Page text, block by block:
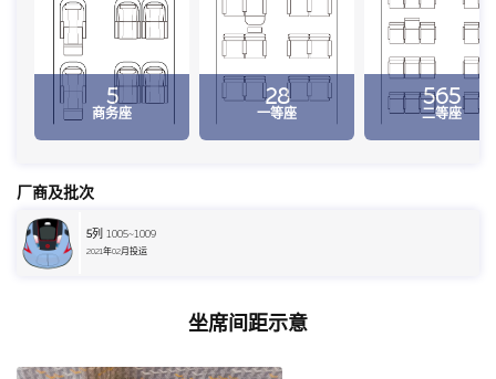
5
商务座
28
一等座
565
二等座
厂商及批次
5列 1005~1009
2021年02月投运
坐席间距示意